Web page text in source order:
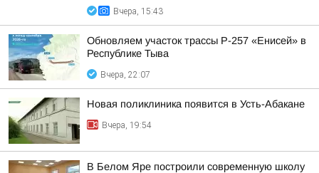
Вчера, 15:43
Обновляем участок трассы Р-257 «Енисей» в
Республике Тыва
Вчера, 22:07
Новая поликлиника появится в Усть-Абакане
Вчера, 19:54
В Белом Яре построили современную школу